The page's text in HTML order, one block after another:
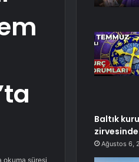
okuma süresi
Baltık
zirvesinde
Ağustos 6,